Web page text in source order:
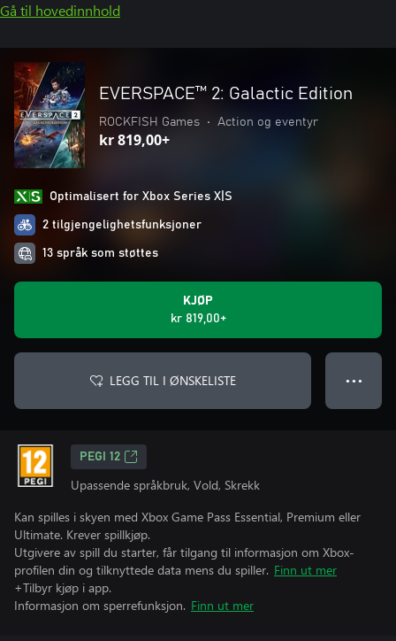
Gå til hovedinnhold
EVERSPACE™ 2: Galactic Edition
ROCKFISH Games • Action og eventyr
kr 819,00+
Optimalisert for Xbox Series X|S
2 tilgjengelighetsfunksjoner
13 språk som støttes
KJØP
kr 819,00+
LEGG TIL I ØNSKELISTE ● ● ●
PEGI 12
Upassende språkbruk, Vold, Skrekk
Kan spilles i skyen med Xbox Game Pass Essential, Premium eller
Ultimate. Krever spillkjøp.
Utgivere av spill du starter, får tilgang til informasjon om Xbox-
profilen din og tilknyttede data mens du spiller. Finn ut mer
+Tilbyr kjøp i app.
Informasjon om sperrefunksjon. Finn ut mer